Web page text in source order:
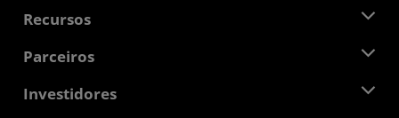
Responsibilidade Corporativa
Oportunidades de Emprego
Contato AMD
Sala de Imprensa
Bibliotecas de Mídias
Recursos
Central do desenvolvedor
Estudos de caso
Parceiros
AMD Partner Hub
Investidores